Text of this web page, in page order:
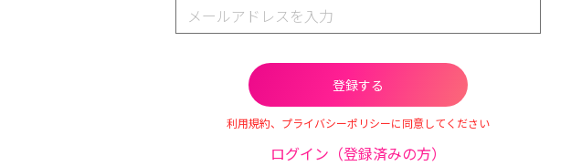
利用規約、プライバシーポリシーに同意してください
ログイン（登録済みの方）